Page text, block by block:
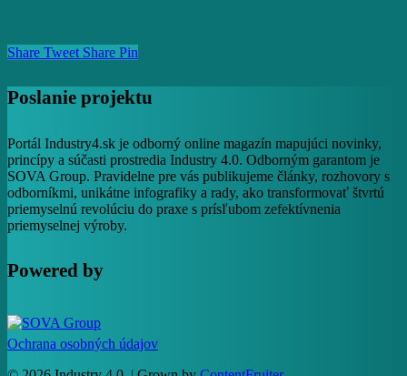
Share Tweet Share Pin
Poslanie projektu
Portál Industry4.sk je odborný online magazín mapujúci novinky,
princípy a súčasti prostredia Industry 4.0. Odborným garantom je
SOVA Group. Pravidelne pre vás publikujeme články, rozhovory s
odborníkmi, unikátne infografiky a rady, ako transformovať štvrtú
priemyselnú revolúciu do praxe s prísľubom zefektívnenia
priemyselnej výroby.
Powered by
Ochrana osobných údajov